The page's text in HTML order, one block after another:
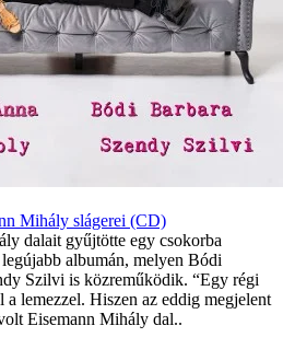
Mihály slágerei (CD)
dalait gyűjtötte egy csokorba
albumán, melyen Bódi
Szilvi is közreműködik. “Egy régi
a lemezzel. Hiszen az eddig megjelent
Eisemann Mihály dal..